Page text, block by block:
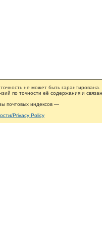
не может быть гарантирована.
по точности её содержания и
почтовых индексов —
Privacy Policy